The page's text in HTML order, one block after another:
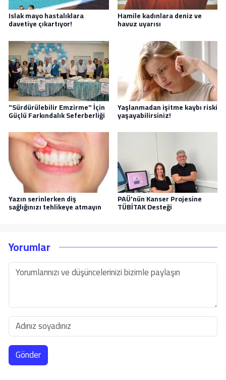
Islak mayo hastalıklara
davetiye çıkartıyor!
Hamile kadınlara deniz ve
havuz uyarısı
"Sürdürülebilir Emzirme" İçin
Güçlü Farkındalık Seferberliği
Yaşlanmadan işitme kaybı riski
yaşayabilirsiniz!
Yazın serinlerken diş
sağlığınızı tehlikeye atmayın
PAÜ'nün Kanser Projesine
TÜBİTAK Desteği
Yorumlar
Gönder